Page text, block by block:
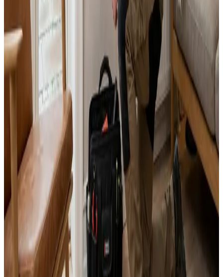
Alle mærker og systemer
Indhent tilbudRing 70 60 30 04